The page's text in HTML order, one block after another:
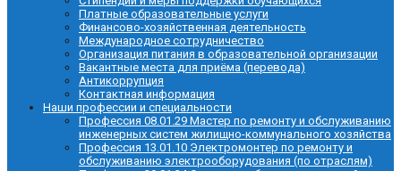
Платные образовательные услуги
Финансово-хозяйственная деятельность
Международное сотрудничество
Организация питания в образовательной организации
Вакантные места для приёма (перевода)
Антикоррупция
Контактная информация
Наши профессии и специальности
Профессия 08.01.29 Мастер по ремонту и обслуживанию
инженерных систем жилищно-коммунального хозяйства
Профессия 13.01.10 Электромонтер по ремонту и
обслуживанию электрооборудования (по отраслям)